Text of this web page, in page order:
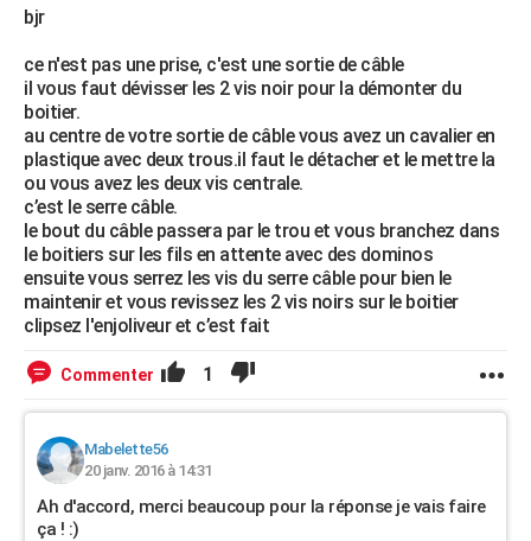
bjr
ce n'est pas une prise, c'est une sortie de câble
il vous faut dévisser les 2 vis noir pour la démonter du
boitier.
au centre de votre sortie de câble vous avez un cavalier en
plastique avec deux trous.il faut le détacher et le mettre la
ou vous avez les deux vis centrale.
c’est le serre câble.
le bout du câble passera par le trou et vous branchez dans
le boitiers sur les fils en attente avec des dominos
ensuite vous serrez les vis du serre câble pour bien le
maintenir et vous revissez les 2 vis noirs sur le boitier
clipsez l'enjoliveur et c’est fait
Commenter 1
Mabelette56
20 janv. 2016 à 14:31
Ah d'accord, merci beaucoup pour la réponse je vais faire
ça ! :)